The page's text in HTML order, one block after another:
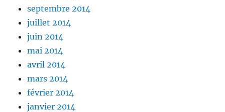
septembre 2014
juillet 2014
juin 2014
mai 2014
avril 2014
mars 2014
février 2014
janvier 2014